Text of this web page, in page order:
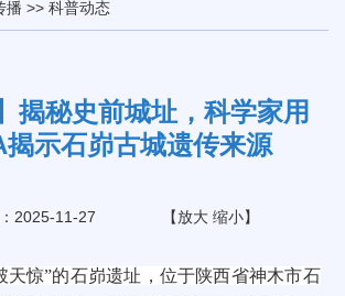
播 >> 科普动态
揭秘史前城址，科学家用
揭示石峁古城遗传来源
2025-11-27 【放大 缩小】
天惊”的石峁遗址，位于陕西省神木市石